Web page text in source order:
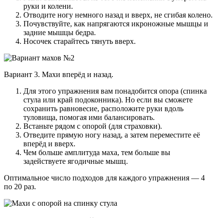
руки и колени.
Отводите ногу немного назад и вверх, не сгибая колено.
Почувствуйте, как напрягаются икроножные мышцы и
задние мышцы бедра.
Носочек старайтесь тянуть вверх.
Вариант 3. Махи вперёд и назад.
Для этого упражнения вам понадобится опора (спинка
стула или край подоконника). Но если вы сможете
сохранить равновесие, расположите руки вдоль
туловища, помогая ими балансировать.
Встаньте рядом с опорой (для страховки).
Отведите прямую ногу назад, а затем переместите её
вперёд и вверх.
Чем больше амплитуда маха, тем больше вы
задействуете ягодичные мышц.
Оптимальное число подходов для каждого упражнения — 4
по 20 раз.